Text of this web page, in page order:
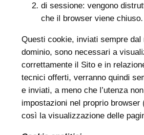
di sessione: vengono
che il browser viene chiuso.
Questi cookie, inviati sempre dal
dominio, sono necessari a
correttamente il Sito e in
tecnici offerti, verranno quindi
e inviati, a meno che l’utenza
impostazioni nel proprio browser
così la visualizzazione delle